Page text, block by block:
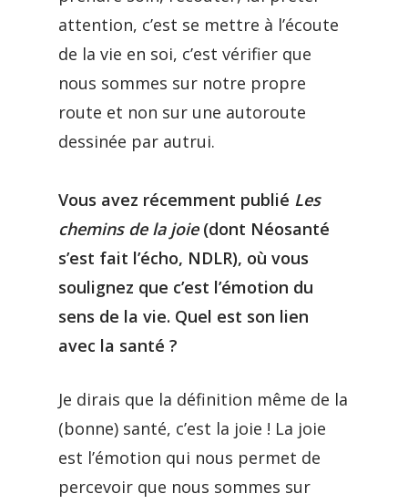
attention, c’est se mettre à l’écoute
de la vie en soi, c’est vérifier que
nous sommes sur notre propre
route et non sur une autoroute
dessinée par autrui.
Vous avez récemment publié Les
chemins de la joie (dont Néosanté
s’est fait l’écho, NDLR), où vous
soulignez que c’est l’émotion du
sens de la vie. Quel est son lien
avec la santé ?
Je dirais que la définition même de la
(bonne) santé, c’est la joie ! La joie
est l’émotion qui nous permet de
percevoir que nous sommes sur